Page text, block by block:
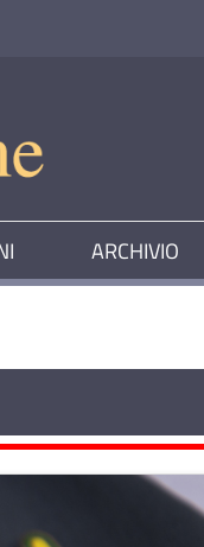
ARCHIVIO